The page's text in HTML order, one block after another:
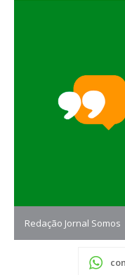
Redação Jornal Somos